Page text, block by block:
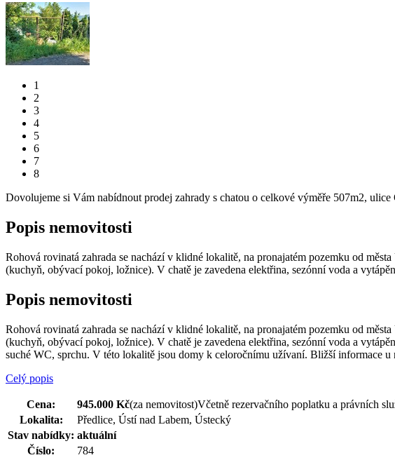
1
2
3
4
5
6
7
8
Dovolujeme si Vám nabídnout prodej zahrady s chatou o celkové výměře 507m2, ulice
Popis nemovitosti
Rohová rovinatá zahrada se nachází v klidné lokalitě, na pronajatém pozemku od
(kuchyň, obývací pokoj, ložnice). V chatě je zavedena elektřina, sezónní voda a
Popis nemovitosti
Rohová rovinatá zahrada se nachází v klidné lokalitě, na pronajatém pozemku od
(kuchyň, obývací pokoj, ložnice). V chatě je zavedena elektřina, sezónní voda a
suché WC, sprchu. V této lokalitě jsou domy k celoročnímu užívaní. Bližší informace u
Celý popis
Cena: 945.000 Kč(za nemovitost)Včetně rezervačního poplatku a právních
Lokalita:
Předlice, Ústí nad Labem, Ústecký
Stav nabídky: aktuální
Číslo:
784